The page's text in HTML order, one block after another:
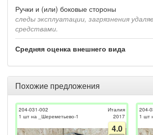
Ручки и (или) боковые стороны
следы эксплуатации, загрязнения
средствами.
Средняя оценка внешнего вида
Похожие предложения
204-031-002
1 шт на _Шереметьево-1
Италия
2017
4.0
204-
1 шт